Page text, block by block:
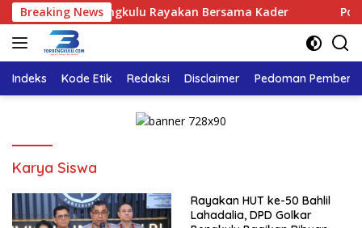
Langsung
ke
konten
Breaking News
Golkar Bengkulu Rayakan Bersama Kader Polri
Indeks Kode Etik Redaksi Disclaimer Pedoman
Karya Siswa
Rayakan HUT ke-50 Bahlil
Lahadalia, DPD Golkar